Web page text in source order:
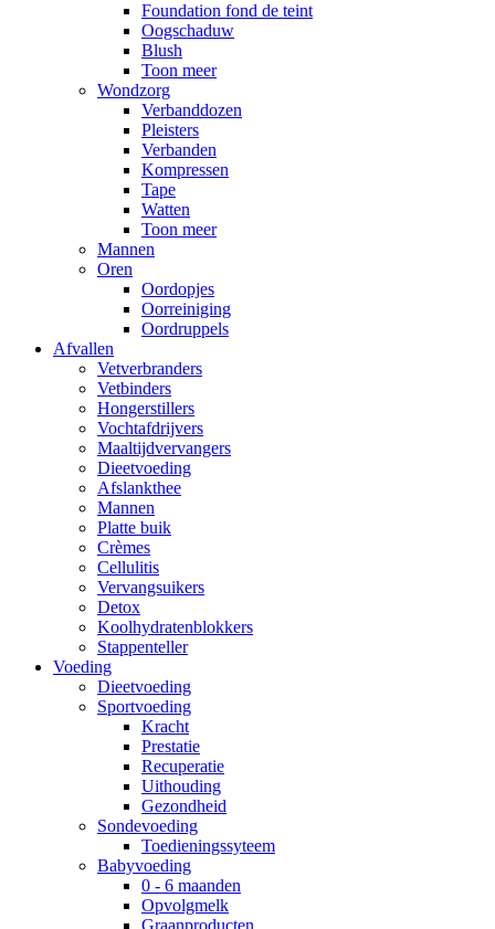
Foundation fond de teint
Oogschaduw
Blush
Toon meer
Wondzorg
Verbanddozen
Pleisters
Verbanden
Kompressen
Tape
Watten
Toon meer
Mannen
Oren
Oordopjes
Oorreiniging
Oordruppels
Afvallen
Vetverbranders
Vetbinders
Hongerstillers
Vochtafdrijvers
Maaltijdvervangers
Dieetvoeding
Afslankthee
Mannen
Platte buik
Crèmes
Cellulitis
Vervangsuikers
Detox
Koolhydratenblokkers
Stappenteller
Voeding
Dieetvoeding
Sportvoeding
Kracht
Prestatie
Recuperatie
Uithouding
Gezondheid
Sondevoeding
Toedieningssyteem
Babyvoeding
0 - 6 maanden
Opvolgmelk
Graanproducten